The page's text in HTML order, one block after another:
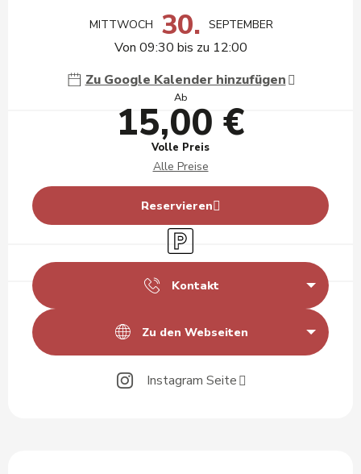
MITTWOCH 30. SEPTEMBER
Von 09:30 bis zu 12:00
Zu Google Kalender hinzufügen
Ab
15,00 €
Volle Preis
Alle Preise
Reservieren
Parkplatz
Kontakt
Zu den Webseiten
Instagram Seite